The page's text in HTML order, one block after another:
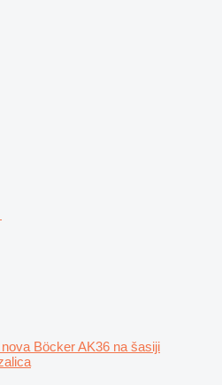
nova Böcker AK36 na šasiji